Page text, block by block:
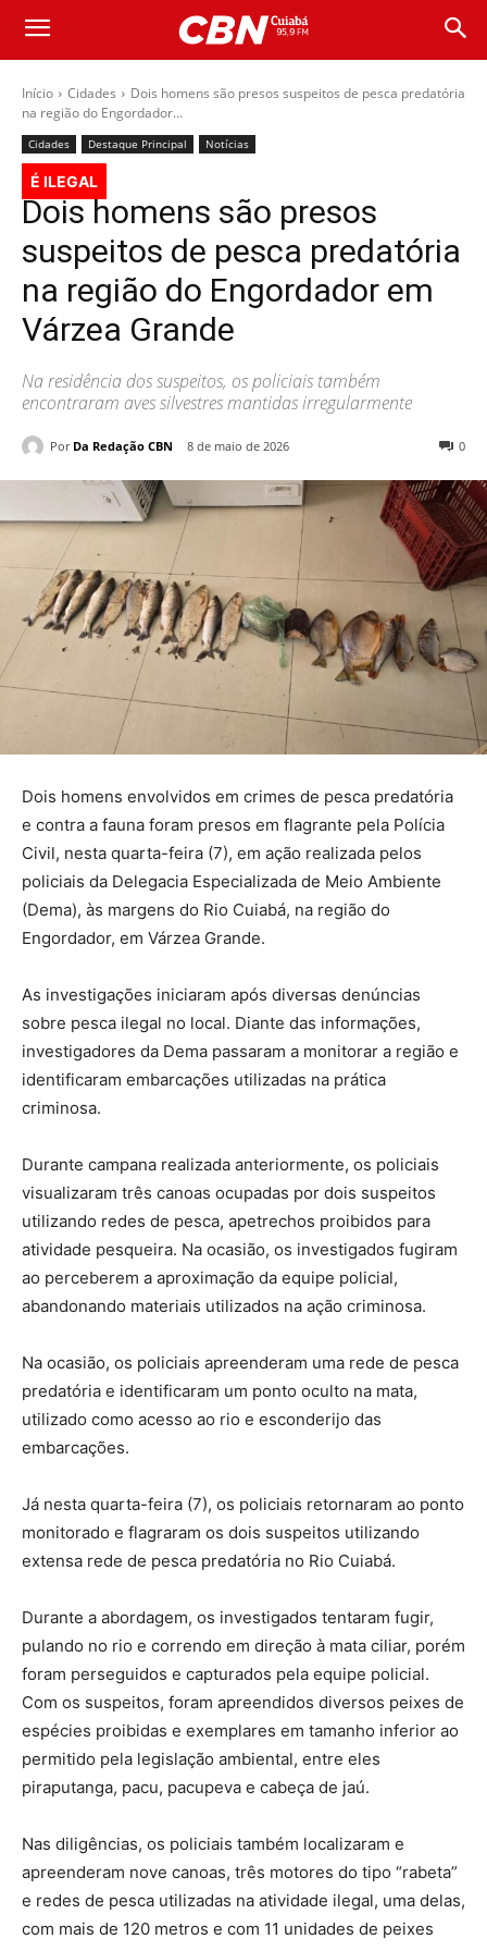
Início Cidades
Dois homens são presos suspeitos de pesca predatória
na região do Engordador...
Cidades Destaque Principal Notícias
É ILEGAL
Dois homens são presos
suspeitos de pesca predatória
na região do Engordador em
Várzea Grande
Na residência dos suspeitos, os policiais também
encontraram aves silvestres mantidas irregularmente
Por Da Redação CBN 8 de maio de 2026 0
Dois homens envolvidos em crimes de pesca predatória
e contra a fauna foram presos em flagrante pela Polícia
Civil, nesta quarta-feira (7), em ação realizada pelos
policiais da Delegacia Especializada de Meio Ambiente
(Dema), às margens do Rio Cuiabá, na região do
Engordador, em Várzea Grande.
As investigações iniciaram após diversas denúncias
sobre pesca ilegal no local. Diante das informações,
investigadores da Dema passaram a monitorar a região e
identificaram embarcações utilizadas na prática
criminosa.
Durante campana realizada anteriormente, os policiais
visualizaram três canoas ocupadas por dois suspeitos
utilizando redes de pesca, apetrechos proibidos para
atividade pesqueira. Na ocasião, os investigados fugiram
ao perceberem a aproximação da equipe policial,
abandonando materiais utilizados na ação criminosa.
Na ocasião, os policiais apreenderam uma rede de pesca
predatória e identificaram um ponto oculto na mata,
utilizado como acesso ao rio e esconderijo das
embarcações.
Já nesta quarta-feira (7), os policiais retornaram ao ponto
monitorado e flagraram os dois suspeitos utilizando
extensa rede de pesca predatória no Rio Cuiabá.
Durante a abordagem, os investigados tentaram fugir,
pulando no rio e correndo em direção à mata ciliar, porém
foram perseguidos e capturados pela equipe policial.
Com os suspeitos, foram apreendidos diversos peixes de
espécies proibidas e exemplares em tamanho inferior ao
permitido pela legislação ambiental, entre eles
piraputanga, pacu, pacupeva e cabeça de jaú.
Nas diligências, os policiais também localizaram e
apreenderam nove canoas, três motores do tipo “rabeta”
e redes de pesca utilizadas na atividade ilegal, uma delas,
com mais de 120 metros e com 11 unidades de peixes